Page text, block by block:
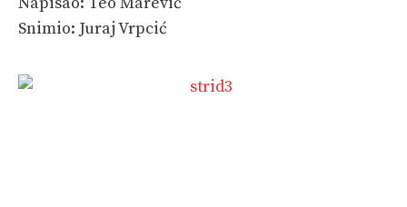
Snimio: Juraj Vrpcić